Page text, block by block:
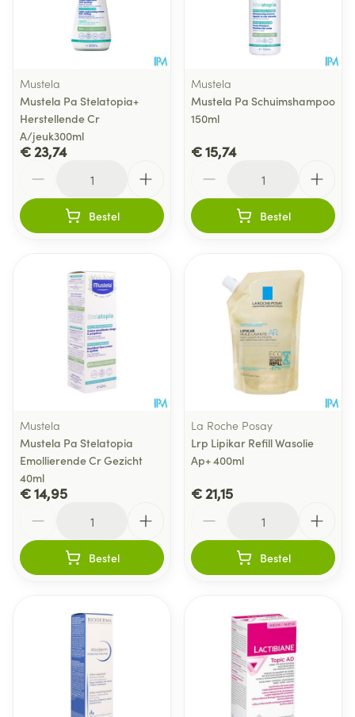
Mustela
Mustela Pa Stelatopia+
Herstellende Cr
A/jeuk300ml
€ 23,74
Bestel
Mustela
Mustela Pa Schuimshampoo
150ml
€ 15,74
Bestel
Mustela
Mustela Pa Stelatopia
Emollierende Cr Gezicht
40ml
€ 14,95
Bestel
La Roche Posay
Lrp Lipikar Refill Wasolie
Ap+ 400ml
€ 21,15
Bestel